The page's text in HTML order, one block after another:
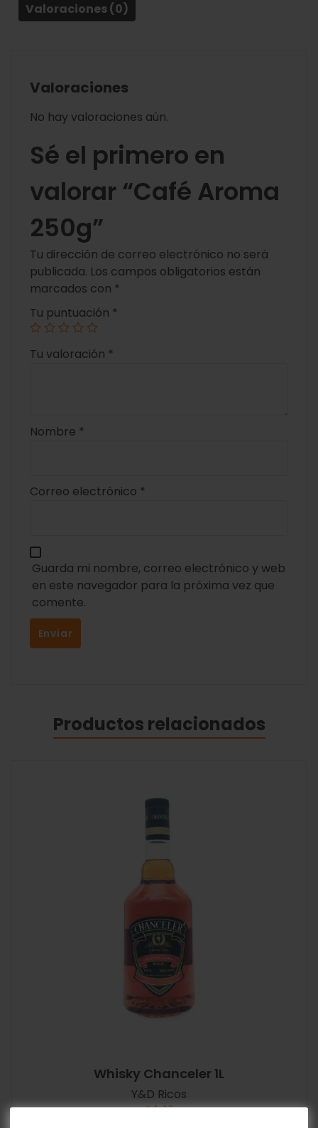
Valoraciones (0)
Valoraciones
No hay valoraciones aún.
Sé el primero en
valorar “Café Aroma
250g”
Tu dirección de correo electrónico no será
publicada. Los campos obligatorios están
marcados con *
Tu puntuación *
Tu valoración *
Nombre *
Correo electrónico *
Guarda mi nombre, correo electrónico y web
en este navegador para la próxima vez que
comente.
Productos relacionados
Whisky Chanceler 1L
Y&D Ricos
$4.40